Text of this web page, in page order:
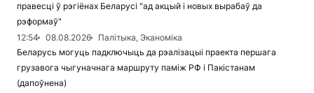
правесці ў рэгіёнах Беларусі "ад акцый і новых вырабаў да
рэформаў"
12:54
08.08.2026
Палітыка, Эканоміка
Беларусь могуць падключыць да рэалізацыі праекта першага
грузавога чыгуначнага маршруту паміж РФ і Пакістанам
(дапоўнена)